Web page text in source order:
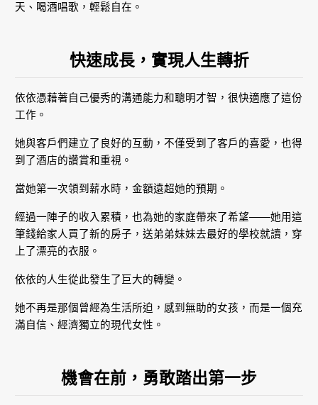
天、喝酒唱歌，輕鬆自在。
快速成長，實現人生轉折
依依憑藉著自己優秀的溝通能力和聰明才智，很快適應了這份
工作。
她與客戶們建立了良好的互動，不僅受到了客戶的喜愛，也得
到了酒店的讚賞和重視。
當她第一次領到薪水時，金額遠超她的預期。
經過一陣子的收入累積，也為她的家庭帶來了希望——她用這
筆錢給家人買了新的房子，送弟弟妹妹去最好的學校就讀，穿
上了漂亮的衣服。
依依的人生從此發生了巨大的轉變。
她不再是那個曾經為生活所迫，感到無助的女孩，而是一個充
滿自信、經濟獨立的現代女性。
機會在前，勇敢踏出第一步